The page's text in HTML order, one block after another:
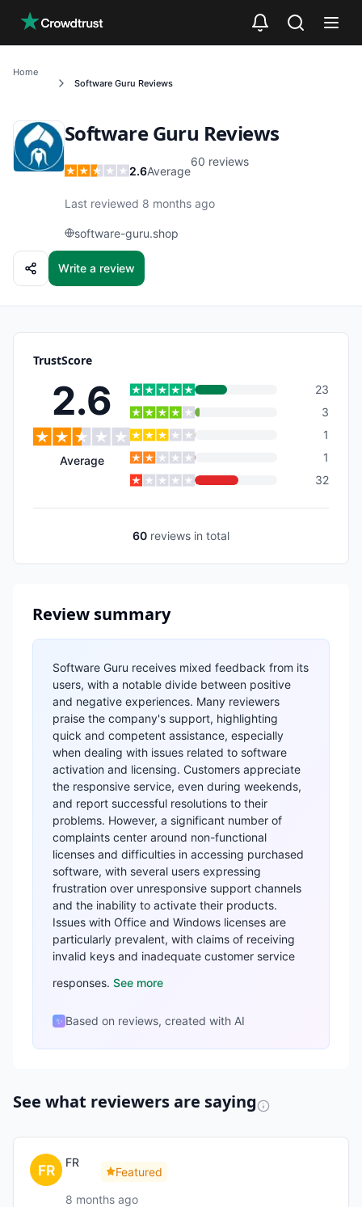
Home
Software Guru Reviews
Software Guru Reviews
2.6Average
60 reviews
Last reviewed 8 months ago
software-guru.shop
Write a review
TrustScore
2.6
Average
23
3
1
1
32
60 reviews in total
Review summary
Software Guru receives mixed feedback from its
users, with a notable divide between positive
and negative experiences. Many reviewers
praise the company's support, highlighting
quick and competent assistance, especially
when dealing with issues related to software
activation and licensing. Customers appreciate
the responsive service, even during weekends,
and report successful resolutions to their
problems. However, a significant number of
complaints center around non-functional
licenses and difficulties in accessing purchased
software, with several users expressing
frustration over unresponsive support channels
and the inability to activate their products.
Issues with Office and Windows licenses are
particularly prevalent, with claims of receiving
invalid keys and inadequate customer service
responses. See more
✨ Based on reviews, created with AI
See what reviewers are saying
FR
Featured
8 months ago